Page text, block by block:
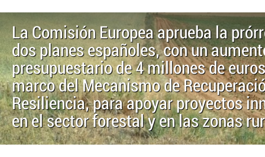
La Comisión Europea aprueba la
dos planes españoles, con un
presupuestario de 4 millones de
marco del Mecanismo de
Resiliencia, para apoyar proyectos
en el sector forestal y en las zonas